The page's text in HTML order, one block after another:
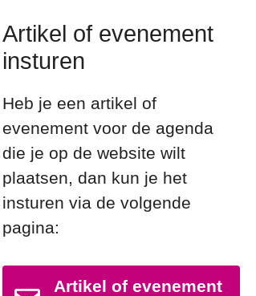
Artikel of evenement
insturen
Heb je een artikel of
evenement voor de agenda
die je op de website wilt
plaatsen, dan kun je het
insturen via de volgende
pagina:
Artikel of evenement